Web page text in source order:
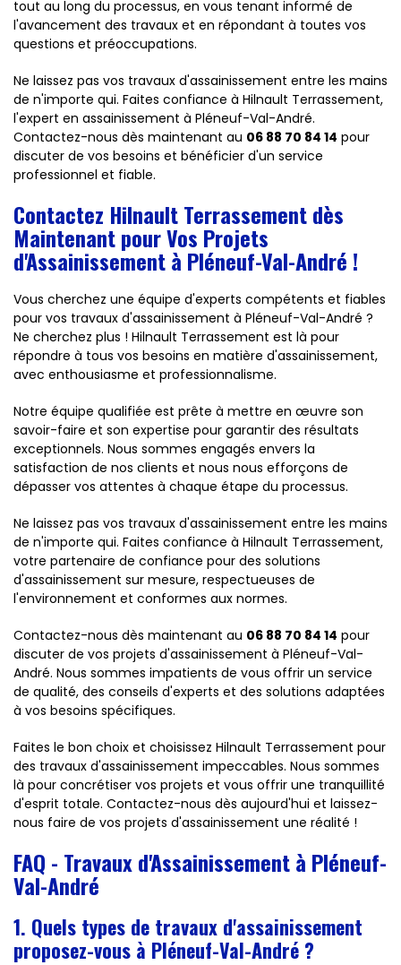
tout au long du processus, en vous tenant informé de
l'avancement des travaux et en répondant à toutes vos
questions et préoccupations.
Ne laissez pas vos travaux d'assainissement entre les mains
de n'importe qui. Faites confiance à Hilnault Terrassement,
l'expert en assainissement à Pléneuf-Val-André.
Contactez-nous dès maintenant au 06 88 70 84 14 pour
discuter de vos besoins et bénéficier d'un service
professionnel et fiable.
Contactez Hilnault Terrassement dès
Maintenant pour Vos Projets
d'Assainissement à Pléneuf-Val-André !
Vous cherchez une équipe d'experts compétents et fiables
pour vos travaux d'assainissement à Pléneuf-Val-André ?
Ne cherchez plus ! Hilnault Terrassement est là pour
répondre à tous vos besoins en matière d'assainissement,
avec enthousiasme et professionnalisme.
Notre équipe qualifiée est prête à mettre en œuvre son
savoir-faire et son expertise pour garantir des résultats
exceptionnels. Nous sommes engagés envers la
satisfaction de nos clients et nous nous efforçons de
dépasser vos attentes à chaque étape du processus.
Ne laissez pas vos travaux d'assainissement entre les mains
de n'importe qui. Faites confiance à Hilnault Terrassement,
votre partenaire de confiance pour des solutions
d'assainissement sur mesure, respectueuses de
l'environnement et conformes aux normes.
Contactez-nous dès maintenant au 06 88 70 84 14 pour
discuter de vos projets d'assainissement à Pléneuf-Val-
André. Nous sommes impatients de vous offrir un service
de qualité, des conseils d'experts et des solutions adaptées
à vos besoins spécifiques.
Faites le bon choix et choisissez Hilnault Terrassement pour
des travaux d'assainissement impeccables. Nous sommes
là pour concrétiser vos projets et vous offrir une tranquillité
d'esprit totale. Contactez-nous dès aujourd'hui et laissez-
nous faire de vos projets d'assainissement une réalité !
FAQ - Travaux d'Assainissement à Pléneuf-
Val-André
1. Quels types de travaux d'assainissement
proposez-vous à Pléneuf-Val-André ?